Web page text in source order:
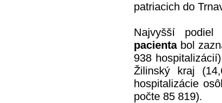
patriacich do
Najvyšší
pacientabol
938
Žilinský kraj
hospitalizácie
počte 85 819).